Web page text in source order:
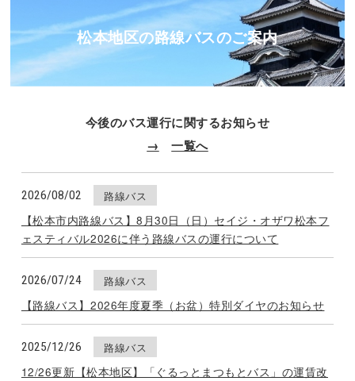
松本地区の路線バスのご案内
今後のバス運行に関するお知らせ
一覧へ
2026/08/02 路線バス
【松本市内路線バス】8月30日（日）セイジ・オザワ松本フ
ェスティバル2026に伴う路線バスの運行について
2026/07/24 路線バス
【路線バス】2026年度夏季（お盆）特別ダイヤのお知らせ
2025/12/26 路線バス
12/26更新【松本地区】「ぐるっとまつもとバス」の運賃改